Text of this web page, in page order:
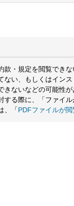
款・規定を閲覧でき
ない、もしくはイン
きないなどの可能性
する際に、「ファイ
、「PDFファイルが